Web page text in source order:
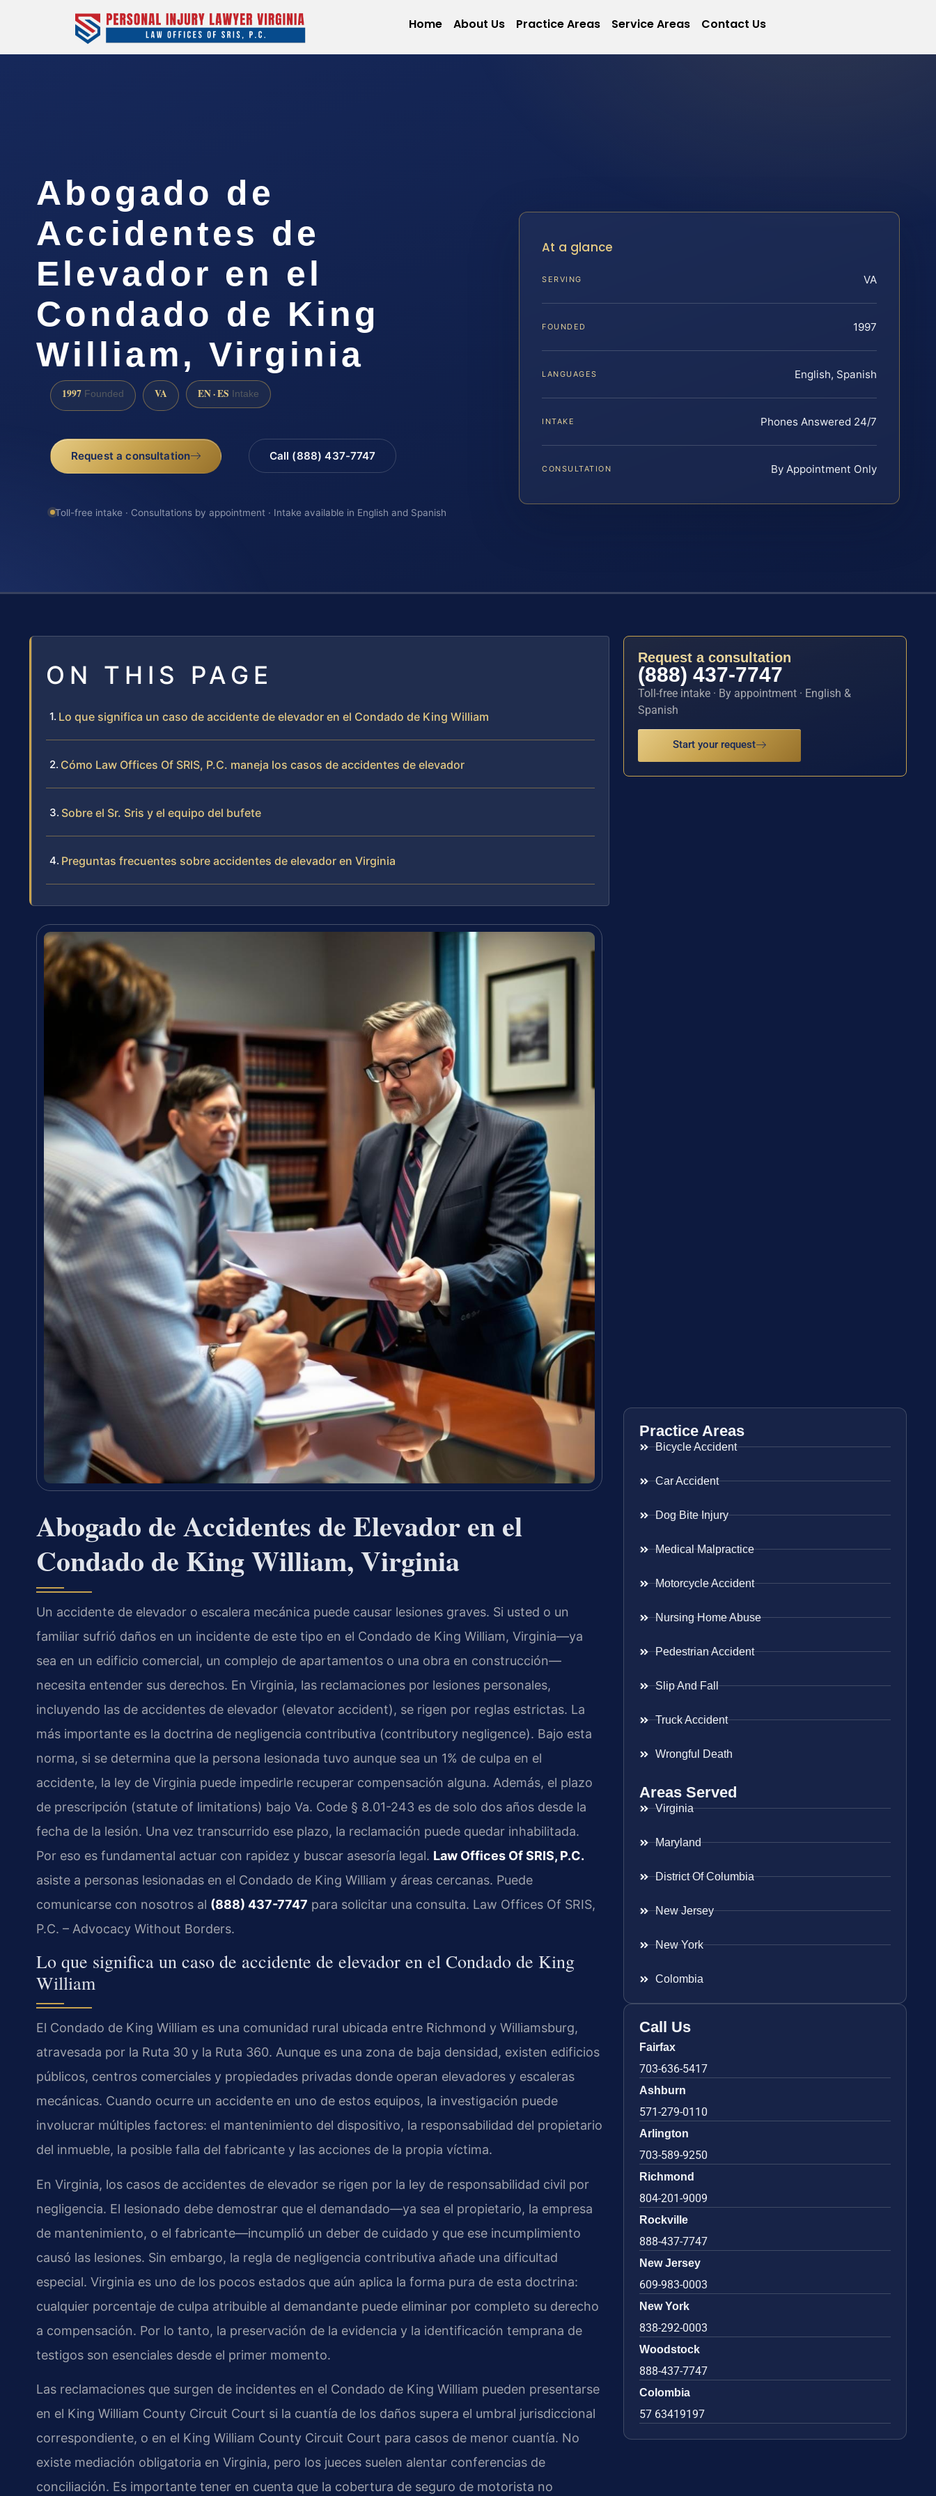
Home About Us Practice Areas Service Areas Contact Us
Abogado de
Accidentes de
Elevador en el
Condado de King
William, Virginia
1997 Founded VA EN · ES Intake
Request a consultation Call (888) 437-7747
Toll-free intake · Consultations by appointment · Intake available in English and Spanish
At a glance
SERVING VA
FOUNDED 1997
LANGUAGES English, Spanish
INTAKE Phones Answered 24/7
CONSULTATION By Appointment Only
ON THIS PAGE
Lo que significa un caso de accidente de elevador en el Condado de King William
Cómo Law Offices Of SRIS, P.C. maneja los casos de accidentes de elevador
Sobre el Sr. Sris y el equipo del bufete
Preguntas frecuentes sobre accidentes de elevador en Virginia
Abogado de Accidentes de Elevador en el
Condado de King William, Virginia
Un accidente de elevador o escalera mecánica puede causar lesiones graves. Si usted o un
familiar sufrió daños en un incidente de este tipo en el Condado de King William, Virginia—ya
sea en un edificio comercial, un complejo de apartamentos o una obra en construcción—
necesita entender sus derechos. En Virginia, las reclamaciones por lesiones personales,
incluyendo las de accidentes de elevador (elevator accident), se rigen por reglas estrictas. La
más importante es la doctrina de negligencia contributiva (contributory negligence). Bajo esta
norma, si se determina que la persona lesionada tuvo aunque sea un 1% de culpa en el
accidente, la ley de Virginia puede impedirle recuperar compensación alguna. Además, el plazo
de prescripción (statute of limitations) bajo Va. Code § 8.01-243 es de solo dos años desde la
fecha de la lesión. Una vez transcurrido ese plazo, la reclamación puede quedar inhabilitada.
Por eso es fundamental actuar con rapidez y buscar asesoría legal. Law Offices Of SRIS, P.C.
asiste a personas lesionadas en el Condado de King William y áreas cercanas. Puede
comunicarse con nosotros al (888) 437-7747 para solicitar una consulta. Law Offices Of SRIS,
P.C. – Advocacy Without Borders.
Lo que significa un caso de accidente de elevador en el Condado de King
William
El Condado de King William es una comunidad rural ubicada entre Richmond y Williamsburg,
atravesada por la Ruta 30 y la Ruta 360. Aunque es una zona de baja densidad, existen edificios
públicos, centros comerciales y propiedades privadas donde operan elevadores y escaleras
mecánicas. Cuando ocurre un accidente en uno de estos equipos, la investigación puede
involucrar múltiples factores: el mantenimiento del dispositivo, la responsabilidad del propietario
del inmueble, la posible falla del fabricante y las acciones de la propia víctima.
En Virginia, los casos de accidentes de elevador se rigen por la ley de responsabilidad civil por
negligencia. El lesionado debe demostrar que el demandado—ya sea el propietario, la empresa
de mantenimiento, o el fabricante—incumplió un deber de cuidado y que ese incumplimiento
causó las lesiones. Sin embargo, la regla de negligencia contributiva añade una dificultad
especial. Virginia es uno de los pocos estados que aún aplica la forma pura de esta doctrina:
cualquier porcentaje de culpa atribuible al demandante puede eliminar por completo su derecho
a compensación. Por lo tanto, la preservación de la evidencia y la identificación temprana de
testigos son esenciales desde el primer momento.
Las reclamaciones que surgen de incidentes en el Condado de King William pueden presentarse
en el King William County Circuit Court si la cuantía de los daños supera el umbral jurisdiccional
correspondiente, o en el King William County Circuit Court para casos de menor cuantía. No
existe mediación obligatoria en Virginia, pero los jueces suelen alentar conferencias de
conciliación. Es importante tener en cuenta que la cobertura de seguro de motorista no
Request a consultation
(888) 437-7747
Toll-free intake · By appointment · English &
Spanish
Start your request
Practice Areas
Bicycle Accident
Car Accident
Dog Bite Injury
Medical Malpractice
Motorcycle Accident
Nursing Home Abuse
Pedestrian Accident
Slip And Fall
Truck Accident
Wrongful Death
Areas Served
Virginia
Maryland
District Of Columbia
New Jersey
New York
Colombia
Call Us
Fairfax
703-636-5417
Ashburn
571-279-0110
Arlington
703-589-9250
Richmond
804-201-9009
Rockville
888-437-7747
New Jersey
609-983-0003
New York
838-292-0003
Woodstock
888-437-7747
Colombia
57 63419197